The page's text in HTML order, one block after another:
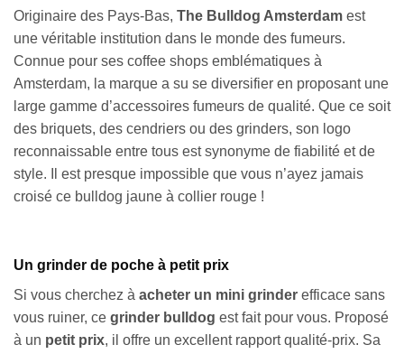
Originaire des Pays-Bas, The Bulldog Amsterdam est
une véritable institution dans le monde des fumeurs.
Connue pour ses coffee shops emblématiques à
Amsterdam, la marque a su se diversifier en proposant une
large gamme d’accessoires fumeurs de qualité. Que ce soit
des briquets, des cendriers ou des grinders, son logo
reconnaissable entre tous est synonyme de fiabilité et de
style. Il est presque impossible que vous n’ayez jamais
croisé ce bulldog jaune à collier rouge !
Un grinder de poche à petit prix
Si vous cherchez à acheter un mini grinder efficace sans
vous ruiner, ce grinder bulldog est fait pour vous. Proposé
à un petit prix, il offre un excellent rapport qualité-prix. Sa